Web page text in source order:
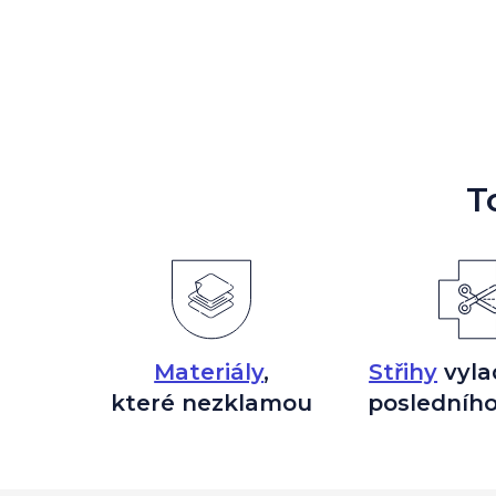
Materiály,
které nezklamou
Střihy